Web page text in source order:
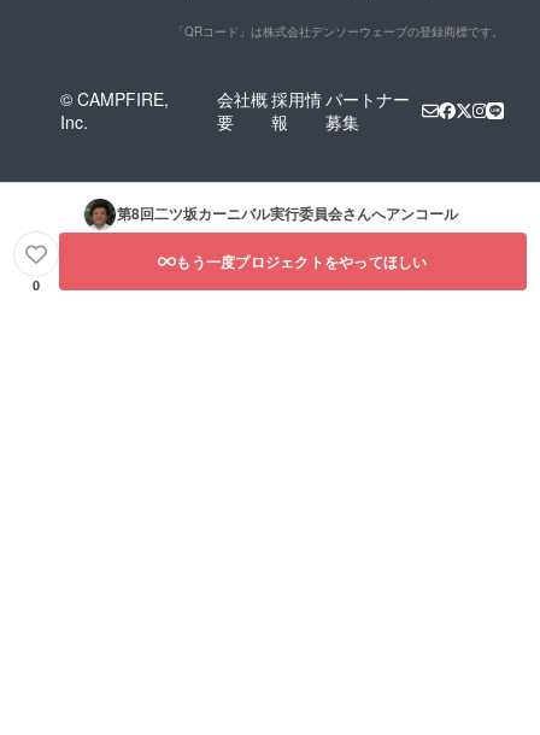
「QRコード」は株式会社デンソーウェーブの登録商標です。
© CAMPFIRE,
Inc.
会社概
要
採用情
報
パートナー
募集
第8回二ツ坂カーニバル実行委員会さんへアンコール
0
もう一度プロジェクトをやってほしい